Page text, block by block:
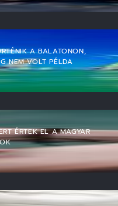
A BALATONON,
NEM VOLT PÉLDA
ÉRTEK EL A MAGYAR